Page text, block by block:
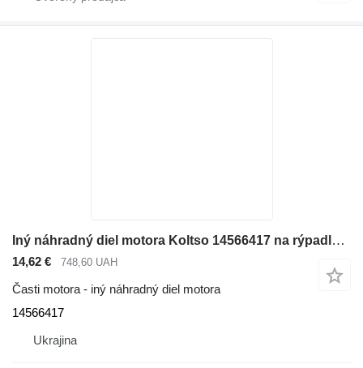
Iný náhradný diel motora Koltso 14566417 na rýpadla Volvo EC290B LC
14,62 € 748,60 UAH
Časti motora - iný náhradný diel motora
14566417
Ukrajina